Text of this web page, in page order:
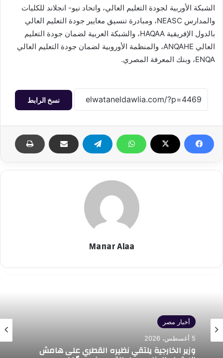
الشبكة الأوربية لجودة التعليم العالي، واتحاد نيو- انجلاند للكليات
والمدارس NEASC، ومبادرة تنسيق معايير جودة التعليم العالي
بالدول الإفريقية HAQAA، والشبكة العربية لضمان جودة التعليم
العالي ANQAHE، والمنظمة الأوروبية لضمان جودة التعليم العالي
ENQA، وبنك المعرفة المصري.
نسخ الرابط
Manar Alaa
أخبار مصر
5 أغسطس، 2026
وزير الخارجية يلتقي نظيره القطري على هامش